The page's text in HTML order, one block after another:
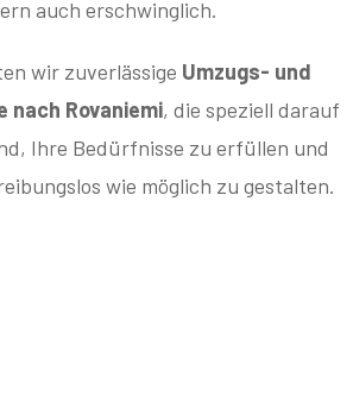
auch erschwinglich.
wir zuverlässige Umzugs- und
Rovaniemi, die speziell darauf
Ihre Bedürfnisse zu erfüllen und
wie möglich zu gestalten.